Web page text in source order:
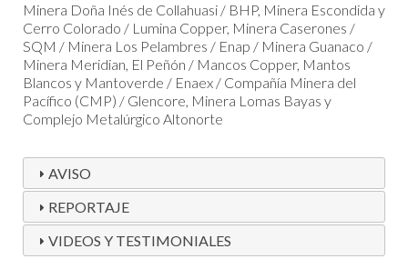
Minera Doña Inés de Collahuasi / BHP, Minera Escondida y
Cerro Colorado / Lumina Copper, Minera Caserones /
SQM / Minera Los Pelambres / Enap / Minera Guanaco /
Minera Meridian, El Peñón / Mancos Copper, Mantos
Blancos y Mantoverde / Enaex / Compañía Minera del
Pacífico (CMP) / Glencore, Minera Lomas Bayas y
Complejo Metalúrgico Altonorte
AVISO
REPORTAJE
VIDEOS Y TESTIMONIALES